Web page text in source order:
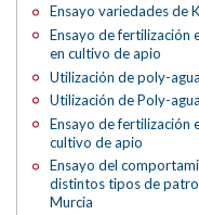
Ensayo variedades de
Ensayo de fertilización
en cultivo de apio
Utilización de poly-
Utilización de Poly-
Ensayo de fertilización
cultivo de apio
Ensayo del
distintos tipos de
Murcia